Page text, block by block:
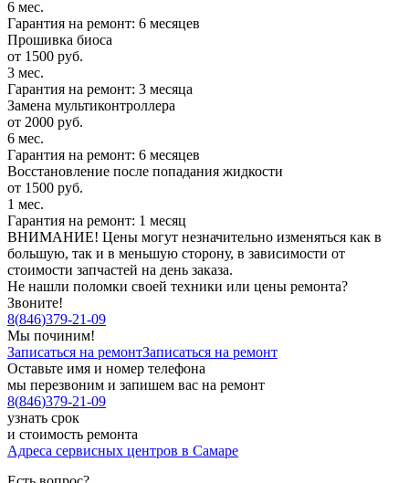
6 мес.
Гарантия на ремонт: 6 месяцев
Прошивка биоса
от 1500 руб.
3 мес.
Гарантия на ремонт: 3 месяца
Замена мультиконтроллера
от 2000 руб.
6 мес.
Гарантия на ремонт: 6 месяцев
Восстановление после попадания жидкости
от 1500 руб.
1 мес.
Гарантия на ремонт: 1 месяц
ВНИМАНИЕ! Цены могут незначительно изменяться как в
большую, так и в меньшую сторону, в зависимости от
стоимости запчастей на день заказа.
Не нашли поломки своей техники или цены ремонта?
Звоните!
8(846)379-21-09
Мы починим!
Записаться на ремонтЗаписаться на ремонт
Оставьте имя и номер телефона
мы перезвоним и запишем вас на ремонт
8(846)379-21-09
узнать срок
и стоимость ремонта
Адреса сервисных центров в Самаре